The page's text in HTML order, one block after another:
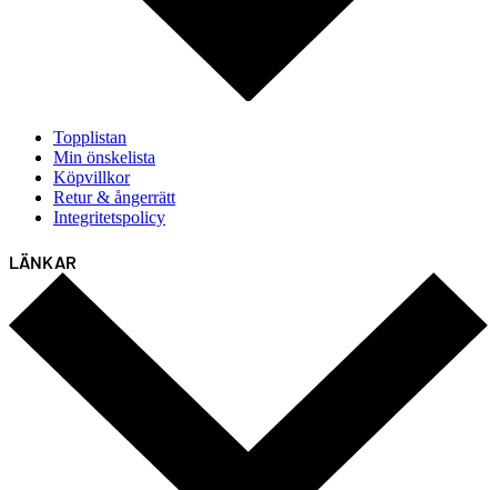
Topplistan
Min önskelista
Köpvillkor
Retur & ångerrätt
Integritetspolicy
LÄNKAR